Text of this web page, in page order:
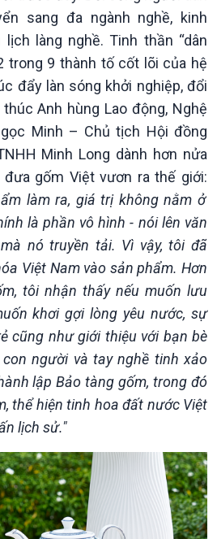
Thế giới
Tin thế giới
Vấn đề quốc tế
Hồ sơ sự kiện quốc tế
Thế giới & Việt Nam
Biên cương - Một dải vững
sang đa ngành nghề, kinh
làng nghề. Tinh thần “dân
trong 9 thành tố cốt lõi của hệ
đẩy làn sóng khởi nghiệp, đổi
Anh hùng Lao động, Nghệ
Minh – Chủ tịch Hội đồng
Minh Long dành hơn nửa
gốm Việt vươn ra thế giới:
làm ra, giá trị không nằm ở
là phần vô hình - nói lên văn
nó truyền tải. Vì vậy, tôi đã
Việt Nam vào sản phẩm. Hơn
tôi nhận thấy nếu muốn lưu
khơi gợi lòng yêu nước, sự
cũng như giới thiệu với bạn bè
người và tay nghề tinh xảo
lập Bảo tàng gốm, trong đó
thể hiện tinh hoa đất nước Việt
lịch sử."